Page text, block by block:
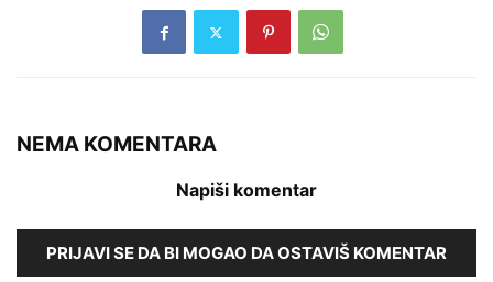
NEMA KOMENTARA
Napiši komentar
PRIJAVI SE DA BI MOGAO DA OSTAVIŠ KOMENTAR